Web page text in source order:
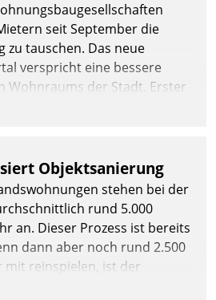
seit September die
zu tauschen. Das neue
verspricht eine bessere
Wohnraums der Stadt. Erster
Lösung API-Hub mit
Objektsanierung
stehen bei der
rund 5.000
an. Dieser Prozess ist bereits
dann aber noch rund 2.500
mit reinspielen, ist der
immens. Im